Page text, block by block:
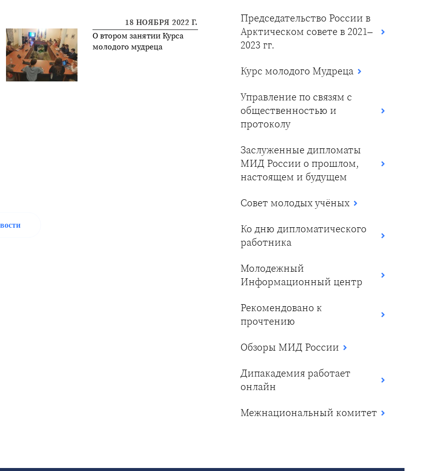
18 НОЯБРЯ 2022 Г.
О втором занятии Курса
молодого мудреца
Председательство России в
Арктическом совете в 2021–
2023 гг.
Курс молодого Мудреца
Управление по связям с
общественностью и
протоколу
Заслуженные дипломаты
МИД России о прошлом,
настоящем и будущем
Совет молодых учёных
Ко дню дипломатического
работника
Молодежный
Информационный центр
Рекомендовано к
прочтению
Обзоры МИД России
Дипакадемия работает
онлайн
Межнациональный комитет